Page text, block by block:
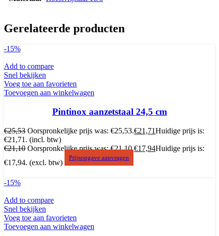
Gerelateerde producten
-15%
Add to compare
Snel bekijken
Voeg toe aan favorieten
Toevoegen aan winkelwagen
Pintinox aanzetstaal 24,5 cm
€25,53 Oorspronkelijke prijs was: €25,53.€21,71Huidige prijs is:
€21,71. (incl. btw)
€21,10 Oorspronkelijke prijs was: €21,10.€17,94Huidige prijs is:
€17,94. (excl. btw)
Prijsopgave aanvragen
-15%
Add to compare
Snel bekijken
Voeg toe aan favorieten
Toevoegen aan winkelwagen